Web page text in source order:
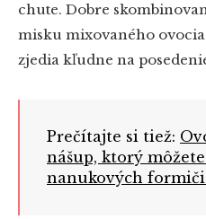
chute. Dobre
misku mixovaného
zjedia kľudne na
Prečítajte si tiež:
nášup, ktorý
nanukových